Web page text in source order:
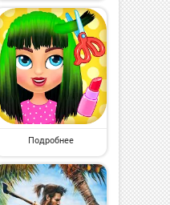
Подробнее